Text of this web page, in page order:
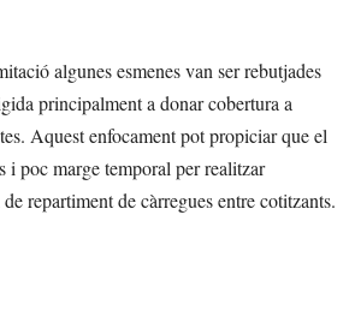
algunes esmenes van ser rebutjades
principalment a donar cobertura a
Aquest enfocament pot propiciar que el
i poc marge temporal per realitzar
repartiment de càrregues entre cotitzants.